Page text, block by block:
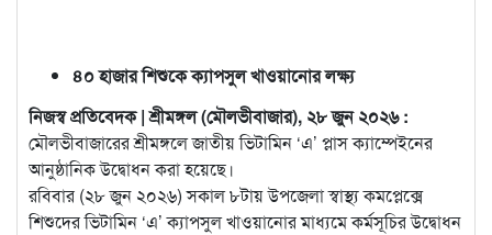
৪০ হাজার শিশুকে ক্যাপসুল খাওয়ানোর লক্ষ্য
নিজস্ব প্রতিবেদক | শ্রীমঙ্গল (মৌলভীবাজার), ২৮ জুন ২০২৬ :
মৌলভীবাজারের শ্রীমঙ্গলে জাতীয় ভিটামিন ‘এ’ প্লাস ক্যাম্পেইনের
আনুষ্ঠানিক উদ্বোধন করা হয়েছে।
রবিবার (২৮ জুন ২০২৬) সকাল ৮টায় উপজেলা স্বাস্থ্য কমপ্লেক্সে
শিশুদের ভিটামিন ‘এ’ ক্যাপসুল খাওয়ানোর মাধ্যমে কর্মসূচির উদ্বোধন